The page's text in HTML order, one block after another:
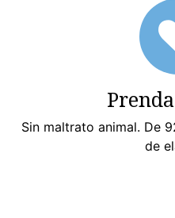
Sin maltrato animal. De
de